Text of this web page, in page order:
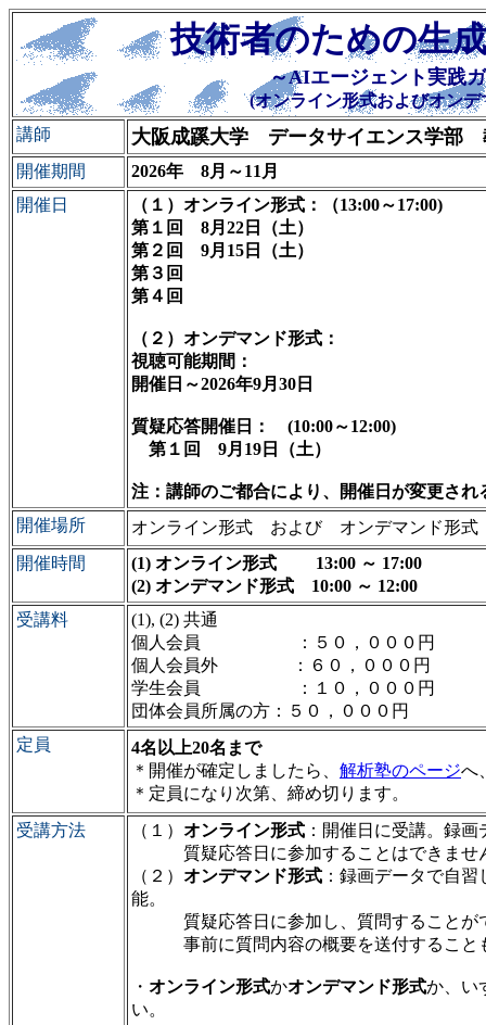
技術者のための生
～AIエージェント実践
(オンライン形式およびオンデ
講師
大阪成蹊大学 データサイエンス学
開催期間
2026年 8月～11月
開催日
（１）オンライン形式：（13:00～17:00)
第１回 8月22日（土）
第２回 9月15日（土）
第３回
第４回
（２）オンデマンド形式：
視聴可能期間：
開催日～2026年9月30日
質疑応答開催日： (10:00～12:00)
第１回 9月19日（土）
注：講師のご都合により、開催日が変更され
開催場所
オンライン形式 および オンデマンド形式
開催時間
(1) オンライン形式 13:00 ～ 17:00
(2) オンデマンド形式 10:00 ～ 12:00
受講料
(1), (2) 共通
個人会員 ：５０，０００円
個人会員外 ：６０，０００円
学生会員 ：１０，０００円
団体会員所属の方 ：５０，０００円
定員
4名以上20名まで
＊開催が確定しましたら、 解析塾のページへ
＊定員になり次第、締め切ります。
受講方法
（１） オンライン形式 ：開催日に受講。録
質疑応答日に参加することはできません
（２） オンデマンド形式 ：録画データで自
能。
質疑応答日に参加し、質問することが
事前に質問内容の概要を送付すること
・ オンライン形式かオンデマンド形式か、い
い。